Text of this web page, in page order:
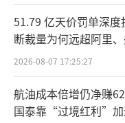
财险市场马太
从保险收入
半年实现保费收
中，53家公司保
同比下滑。
51.79 亿天价罚单深
断裁量为何远超阿里、
2026-08-07 17:25:27
航油成本倍增仍净赚
国泰靠“过境红利”加